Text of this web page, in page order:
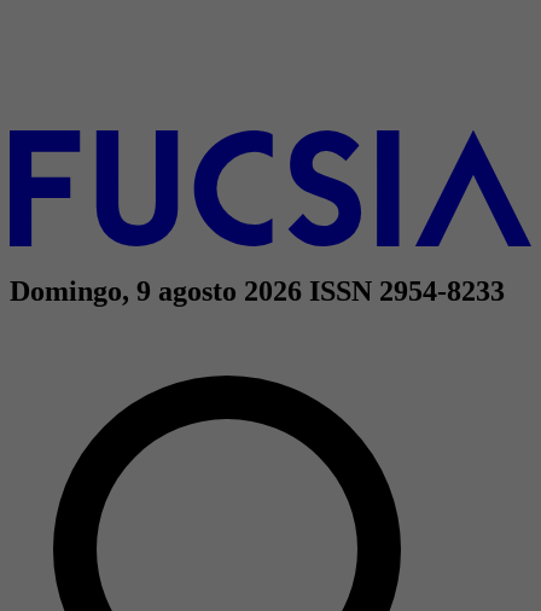
Domingo, 9 agosto 2026 ISSN 2954-8233